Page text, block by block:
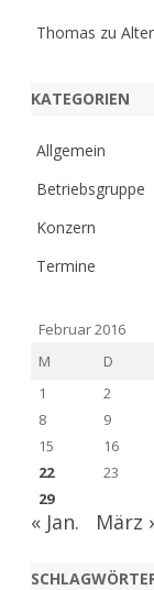
Thomas zu
KATEGORIEN
Allgemein
Betriebsgruppe
Konzern
Termine
Februar 2016
M
D
1
2
8
9
15
16
22
23
29
« Jan. März